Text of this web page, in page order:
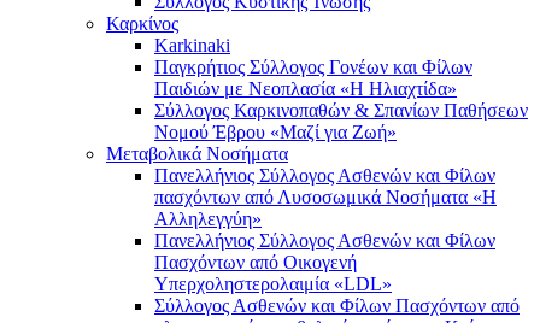
Καρκίνος
Karkinaki
Παγκρήτιος Σύλλογος Γονέων και Φίλων
Παιδιών με Νεοπλασία «Η Ηλιαχτίδα»
Σύλλογος Καρκινοπαθών & Σπανίων Παθήσεων
Νομού Έβρου «Μαζί για Ζωή»
Μεταβολικά Νοσήματα
Πανελλήνιος Σύλλογος Ασθενών και Φίλων
πασχόντων από Λυσοσωμικά Νοσήματα «Η
Αλληλεγγύη»
Πανελλήνιος Σύλλογος Ασθενών και Φίλων
Πασχόντων από Οικογενή
Υπερχοληστερολαιμία «LDL»
Σύλλογος Ασθενών και Φίλων Πασχόντων από